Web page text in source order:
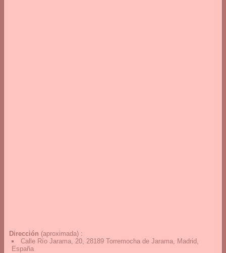
Dirección (aproximada) :
Calle Río Jarama, 20, 28189 Torremocha de Jarama, Madrid,
España